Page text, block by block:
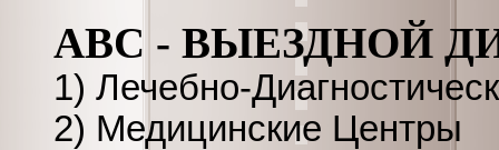
ABC - ВЫЕЗДНОЙ
1) Лечебно-
2) Медицинские Центры